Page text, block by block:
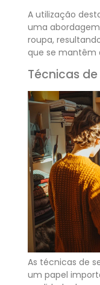
A utilização
uma
roupa,
que se mantêm
Técnicas
As técnicas de
um papel